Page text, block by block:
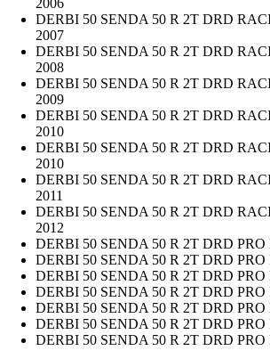
2006
DERBI 50 SENDA 50 R 2T DRD
2007
DERBI 50 SENDA 50 R 2T DRD
2008
DERBI 50 SENDA 50 R 2T DRD
2009
DERBI 50 SENDA 50 R 2T DRD
2010
DERBI 50 SENDA 50 R 2T DRD
2010
DERBI 50 SENDA 50 R 2T DRD
2011
DERBI 50 SENDA 50 R 2T DRD
2012
DERBI 50 SENDA 50 R 2T DRD
DERBI 50 SENDA 50 R 2T DRD
DERBI 50 SENDA 50 R 2T DRD
DERBI 50 SENDA 50 R 2T DRD
DERBI 50 SENDA 50 R 2T DRD
DERBI 50 SENDA 50 R 2T DRD
DERBI 50 SENDA 50 R 2T DRD PRO